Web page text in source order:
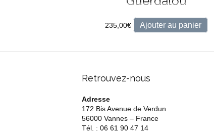
235,00€ Ajouter au panier
Retrouvez-nous
Adresse
172 Bis Avenue de Verdun
56000 Vannes – France
Tél. : 06 61 90 47 14